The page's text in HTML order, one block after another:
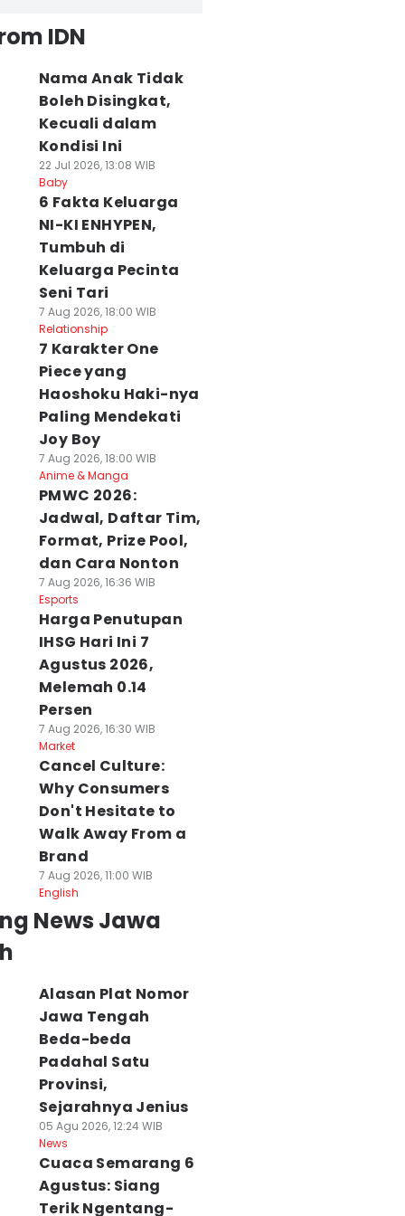
IDN
Nama Anak Tidak
Boleh Disingkat,
Kecuali dalam
Kondisi Ini
22 Jul 2026, 13:08 WIB
Baby
6 Fakta Keluarga
NI-KI ENHYPEN,
Tumbuh di
Keluarga Pecinta
Seni Tari
7 Aug 2026, 18:00 WIB
Relationship
7 Karakter One
Piece yang
Haoshoku Haki-nya
Paling Mendekati
Joy Boy
7 Aug 2026, 18:00 WIB
Anime & Manga
PMWC 2026:
Jadwal, Daftar Tim,
Format, Prize Pool,
dan Cara Nonton
7 Aug 2026, 16:36 WIB
Esports
Harga Penutupan
IHSG Hari Ini 7
Agustus 2026,
Melemah 0.14
Persen
7 Aug 2026, 16:30 WIB
Market
Cancel Culture:
Why Consumers
Don't Hesitate to
Walk Away From a
Brand
7 Aug 2026, 11:00 WIB
English
News Jawa
Alasan Plat Nomor
Jawa Tengah
Beda-beda
Padahal Satu
Provinsi,
Sejarahnya Jenius
05 Agu 2026, 12:24 WIB
News
Cuaca Semarang 6
Agustus: Siang
Terik Ngentang-